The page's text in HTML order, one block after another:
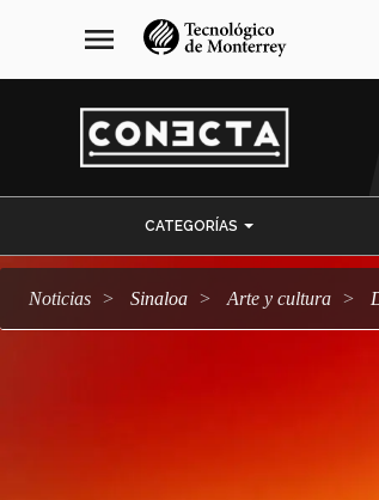
navegación
principal
menu
CATEGORÍAS
Noticias Sinaloa arte y cultura